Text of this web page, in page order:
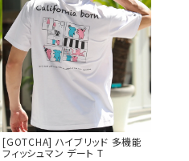
[GOTCHA] ハイブリッド 多機能
フィッシュマン デート T